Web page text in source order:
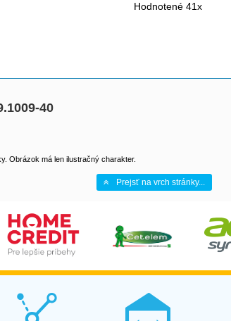
Hodnotené 41x
40
Obrázok má len ilustračný charakter.
Prejsť na vrch stránky...